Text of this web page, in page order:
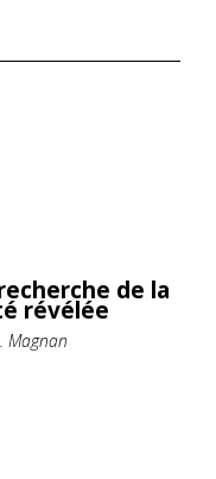
de la
révélée
Magnan